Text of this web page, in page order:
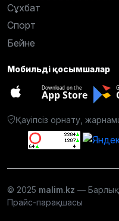
Сұхбат
Спорт
Бейне
Мобильді қосымшалар
Download on the
App Store
Қауіпсіз орнату,
© 2025 malim.kz — Барлық
Прайс-парақшасы